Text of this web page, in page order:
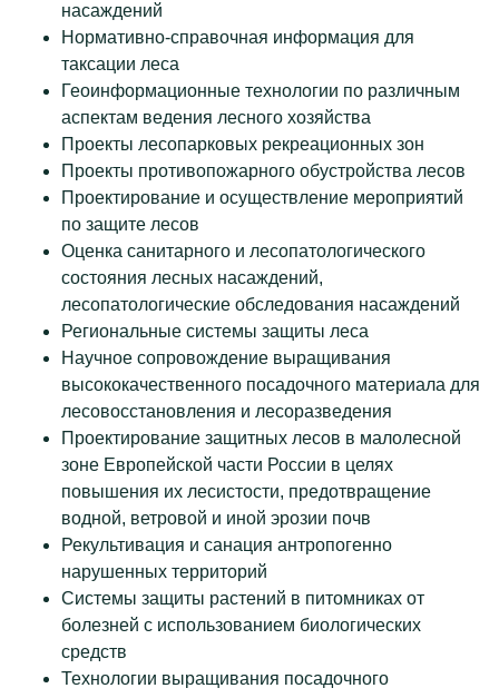
насаждений
Нормативно-справочная информация для
таксации леса
Геоинформационные технологии по различным
аспектам ведения лесного хозяйства
Проекты лесопарковых рекреационных зон
Проекты противопожарного обустройства лесов
Проектирование и осуществление мероприятий
по защите лесов
Оценка санитарного и лесопатологического
состояния лесных насаждений,
лесопатологические обследования насаждений
Региональные системы защиты леса
Научное сопровождение выращивания
высококачественного посадочного материала для
лесовосстановления и лесоразведения
Проектирование защитных лесов в малолесной
зоне Европейской части России в целях
повышения их лесистости, предотвращение
водной, ветровой и иной эрозии почв
Рекультивация и санация антропогенно
нарушенных территорий
Системы защиты растений в питомниках от
болезней с использованием биологических
средств
Технологии выращивания посадочного